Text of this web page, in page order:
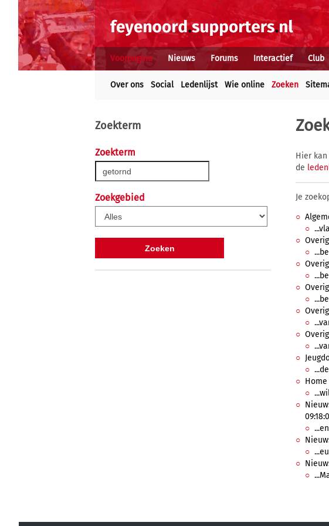
Voorpagina Nieuws Forums Interactief Club
Over ons Social Ledenlijst Wie online Zoeken
Zoekterm
Zoekterm
Zoekgebied
Hier
de
Je
Home